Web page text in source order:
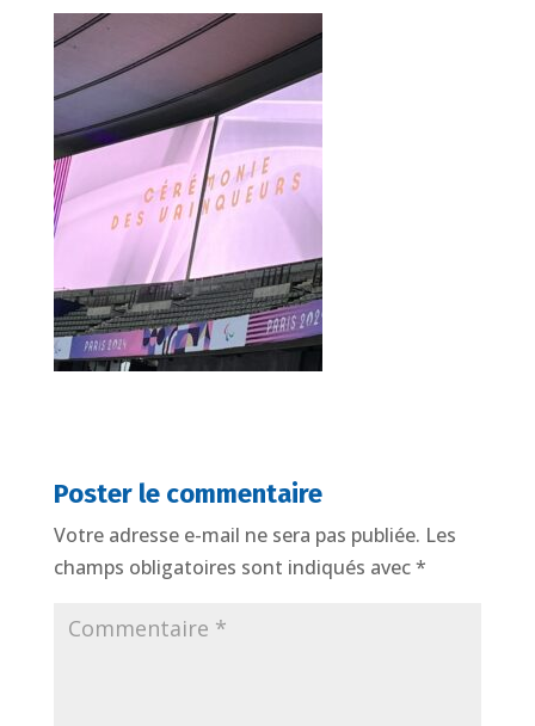
Poster le commentaire
Votre adresse e-mail ne sera pas publiée. Les
champs obligatoires sont indiqués avec*